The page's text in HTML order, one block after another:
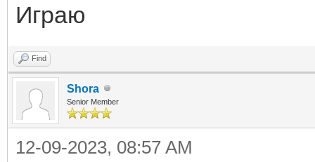
Играю
Find
Shora
Senior Member
12-09-2023, 08:57 AM